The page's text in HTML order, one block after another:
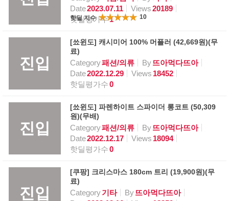
Date2023.07.11 Views20189
핫딜평가수1
핫딜 지수 10
진입
[쑈윈도] 캐시미어 100% 머플러 (42,669원)(무
료)
Category패션/의류 By뜨아먹다뜨아
Date2022.12.29 Views 18452
핫딜평가수0
진입
[쑈윈도] 파렌하이트 스파이더 롱코트 (50,309
원)(무배)
Category패션/의류 By뜨아먹다뜨아
Date2022.12.17 Views 18094
핫딜평가수0
진입
[쿠팡] 크리스마스 180cm 트리 (19,900원)(무
료)
Category기타 By뜨아먹다뜨아